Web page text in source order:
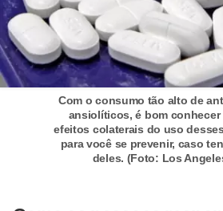
Com o consumo tão alto de
ansiolíticos, é bom
efeitos colaterais do uso
para você se prevenir, caso
deles. (Foto: Los